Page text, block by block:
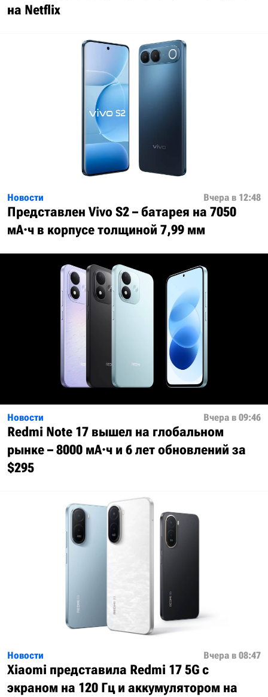
на Netflix
Новости Вчера в 12:48
Представлен Vivo S2 – батарея на 7050
мА·ч в корпусе толщиной 7,99 мм
Новости Вчера в 09:46
Redmi Note 17 вышел на глобальном
рынке – 8000 мА·ч и 6 лет обновлений за
$295
Новости Вчера в 08:47
Xiaomi представила Redmi 17 5G с
экраном на 120 Гц и аккумулятором на